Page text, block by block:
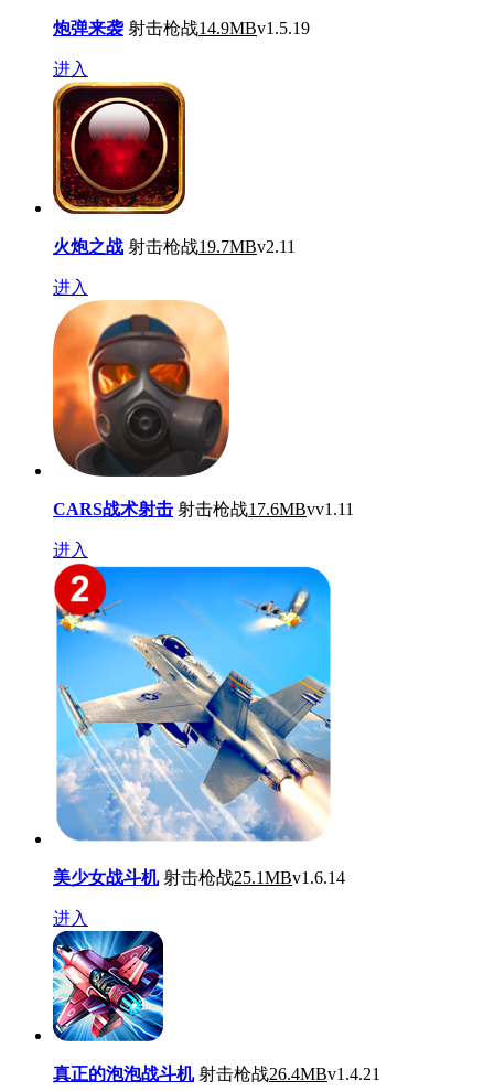
炮弹来袭 射击枪战14.9MBv1.5.19
进入
火炮之战 射击枪战19.7MBv2.11
进入
CARS战术射击 射击枪战17.6MBvv1.11
进入
美少女战斗机 射击枪战25.1MBv1.6.14
进入
真正的泡泡战斗机 射击枪战26.4MBv1.4.21